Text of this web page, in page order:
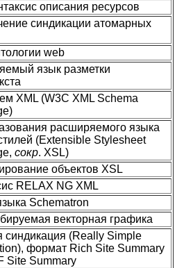
описания ресурсов
синдикации атомарных
web
язык разметки
XML (W3C XML Schema
расширяемого языка
(Extensible Stylesheet
сокр. XSL)
объектов XSL
RELAX NG XML
Schematron
векторная графика
синдикация (Really Simple
формат Rich Site Summary
Site Summary